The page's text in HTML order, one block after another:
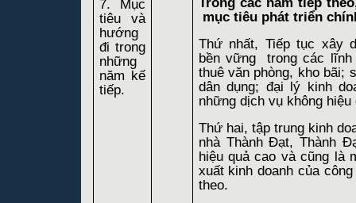
7. Mục
tiêu và
hướng
đi trong
những
năm kế
tiếp.
mục tiêu phát triển
Thứ nhất, Tiếp tục xây
bền vững
trong các
thuê văn phòng, kho bãi;
dân dụng; đại lý kinh
những dịch vụ không hiệu
Thứ hai, tập trung kinh
nhà Thành Đạt, Thành
hiệu quả cao và cũng là
xuất kinh doanh của
theo.